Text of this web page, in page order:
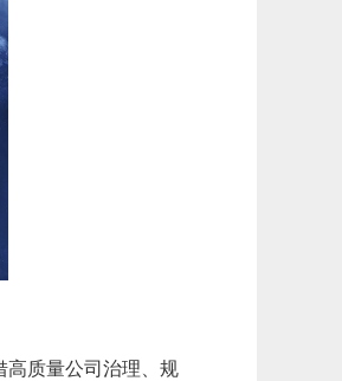
高质量公司治理、规